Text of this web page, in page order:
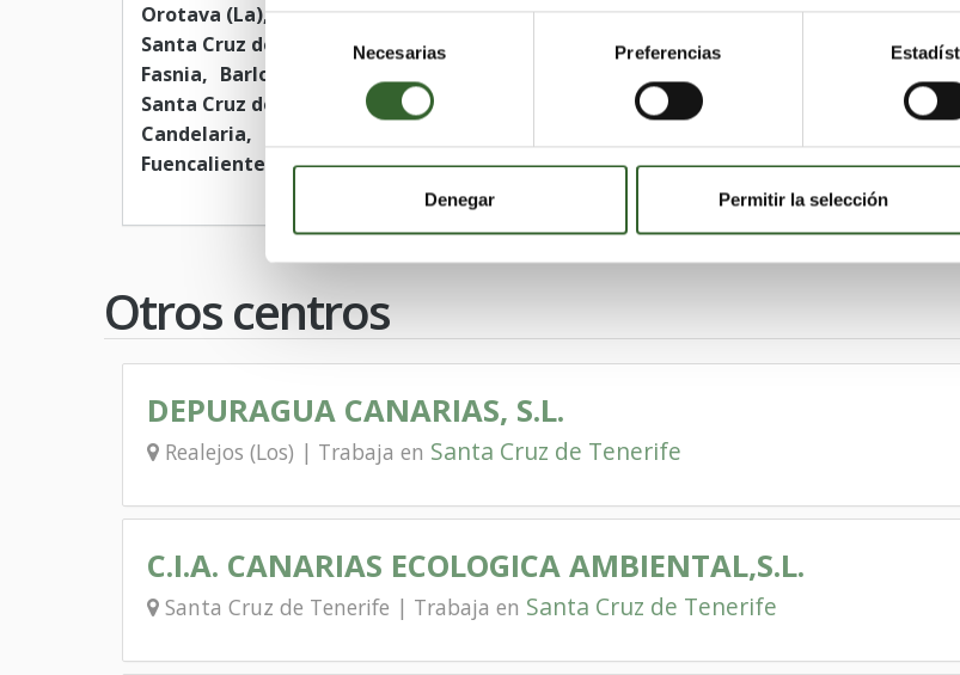
Selección
de
consentimiento
Necesarias Preferencias
Denegar Permitir la selección
Orotava (La)
Realejos (Los) Valverde Tanque (El)
Puerto de la Cruz
Santa Cruz de Tenerife
Tacoronte Granadilla de Abona Vallehermoso
Tijarafe
Fasnia
Barlovento
Santa Cruz de la Palma
Llanos de Aridane (Los) Guía de Isora
Adeje
Candelaria
Fuencaliente de la Palma
Puntagorda
Otros centros
DEPURAGUA CANARIAS, S.L.
Realejos (Los) | Trabaja en Santa Cruz de Tenerife
C.I.A. CANARIAS ECOLOGICA AMBIENTAL,S.L.
Santa Cruz de Tenerife | Trabaja en Santa Cruz de Tenerife